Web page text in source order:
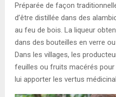
Préparée de façon
d’être distillée dans des
au feu de bois. La liqueur
dans des bouteilles en verre
Dans les villages, les
feuilles ou fruits macérés
lui apporter les vertus